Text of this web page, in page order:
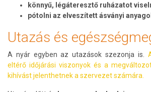
könnyű, légáteresztő ruházatot
pótolni az elveszített ásványi
Utazás és
A nyár egyben az utazások szezonja is.
eltérő időjárási viszonyok és a
kihívást jelenthetnek a szervezet számára.